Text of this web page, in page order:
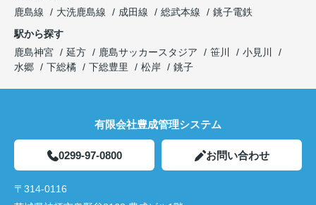
鹿島線
大洗鹿島線 成田線 総武本線
銚子電鉄
駅から探す
鹿島神宮
延方 鹿島サッカースタジア 笹川
小見川
水郷
下総橘 下総豊里 松岸 銚子
有限会社豊成管理システム
0299-97-0800 お問い合わせ
〒314-0116